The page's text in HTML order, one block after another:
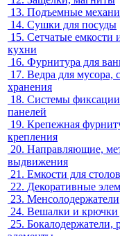
13. Подъемные
14. Сушки для посуды
15. Сетчатые емкости
кухни
16. Фурнитура для
17. Ведра для мусора,
хранения
18. Системы фиксации
панелей
19. Крепежная
крепления
20. Направляющие,
выдвижения
21. Емкости для
22. Декоративные
23. Менсолодержатели
24. Вешалки и крючки
25. Бокалодержатели,